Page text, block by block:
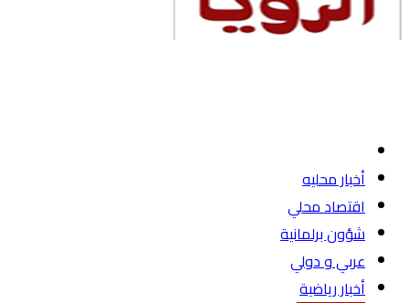
أخبار محليه
اقتصاد محلي
شؤون برلمانية
عربي و دولي
أخبار رياضية